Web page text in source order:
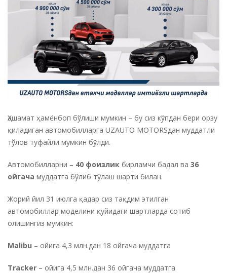
Ҳашамат ҳамёнбоп бўлиши мумкин – бу сиз кўпдан бери орзу
қиладиган автомобилларга UZAUTO MOTORSдан муддатли
тўлов туфайли мумкин бўлди.
Автомобилларни – 40 фоизлик бирламчи бадал ва 36
ойгача муддатга бўлиб тўлаш шарти билан.
Жорий йил 31 июлга қадар сиз тақдим этилган
автомобиллар моделини қуйидаги шартларда сотиб
олишингиз мумкин:
Malibu – ойига 4,3 млн.дан 18 ойгача муддатга
Tracker – ойига 4,5 млн.дан 36 ойгача муддатга